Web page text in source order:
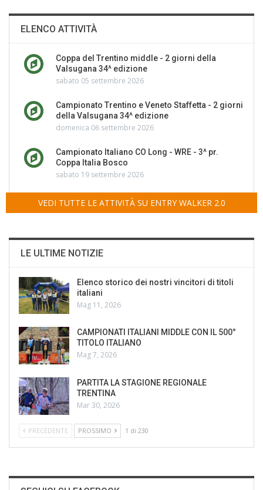
ELENCO ATTIVITÀ
Coppa del Trentino middle - 2 giorni della
Valsugana 34^ edizione
sabato 05 settembre 2026
Campionato Trentino e Veneto Staffetta - 2 giorni
della Valsugana 34^ edizione
domenica 06 settembre 2026
Campionato Italiano CO Long - WRE - 3^ pr.
Coppa Italia Bosco
sabato 19 settembre 2026
VEDI TUTTE LE ATTIVITÀ SU ENTRY WALKER 2.0
LE ULTIME NOTIZIE
Elenco storico dei nostri vincitori di titoli
italiani
Mag 11, 2026
CAMPIONATI ITALIANI MIDDLE CON IL 500°
TITOLO ITALIANO
Mag 7, 2026
PARTITA LA STAGIONE REGIONALE
TRENTINA
Mar 30, 2026
PRECEDENTE PROSSIMO 1 di 230